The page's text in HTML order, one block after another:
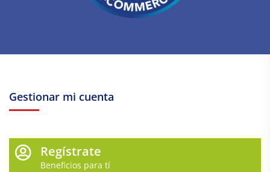
Gestionar mi cuenta
Regístrate
Beneficios para tí